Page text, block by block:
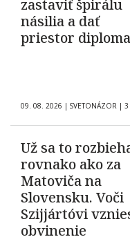
zastaviť špirálu
násilia a dať
priestor
09. 08. 2026 | SVETONÁZOR |
Už sa to
rovnako ako za
Matoviča na
Slovensku. Voči
Szijjártóvi
obvinenie